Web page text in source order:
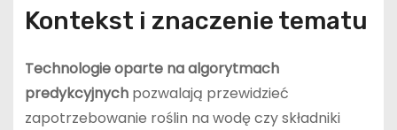
Kontekst i znaczenie tematu
Technologie oparte na algorytmach
predykcyjnychpozwalają przewidzieć
zapotrzebowanie roślin na wodę czy składniki